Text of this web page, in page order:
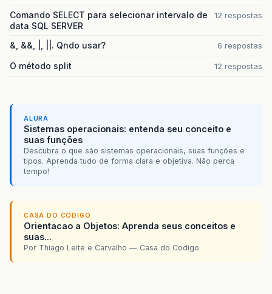
Comando SELECT para selecionar intervalo de
data SQL SERVER
12 respostas
&, &&, |, ||. Qndo usar? 6 respostas
O método split 12 respostas
ALURA
Sistemas operacionais: entenda seu conceito e
suas funções
Descubra o que são sistemas operacionais, suas funções e
tipos. Aprenda tudo de forma clara e objetiva. Não perca
tempo!
CASA DO CODIGO
Orientacao a Objetos: Aprenda seus conceitos e
suas...
Por Thiago Leite e Carvalho — Casa do Codigo